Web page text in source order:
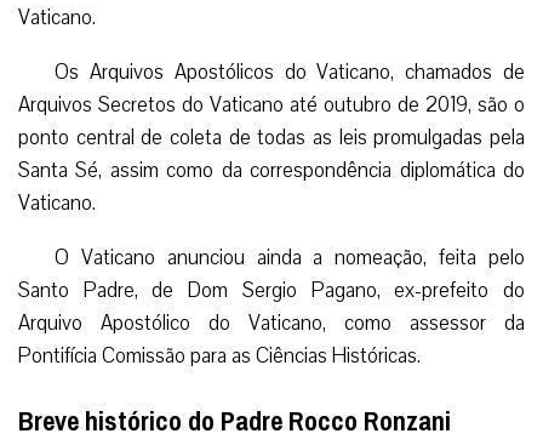
Vaticano.
Os Arquivos Apostólicos do Vaticano, chamados de
Arquivos Secretos do Vaticano até outubro de 2019, são o
ponto central de coleta de todas as leis promulgadas pela
Santa Sé, assim como da correspondência diplomática do
Vaticano.
O Vaticano anunciou ainda a nomeação, feita pelo
Santo Padre, de Dom Sergio Pagano, ex-prefeito do
Arquivo Apostólico do Vaticano, como assessor da
Pontifícia Comissão para as Ciências Históricas.
Breve histórico do Padre Rocco Ronzani